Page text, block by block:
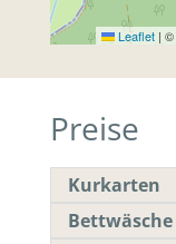
Leaflet | ©
Preise
Kurkarten
Bettwäsche